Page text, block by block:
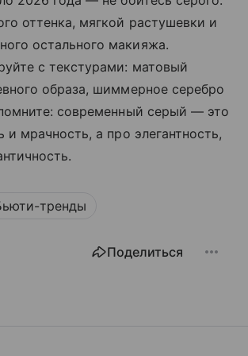
оттенка, мягкой растушевки и
остального макияжа.
с текстурами: матовый
образа, шиммерное серебро
современный серый — это
и мрачность, а про элегантность,
тренды
Поделиться